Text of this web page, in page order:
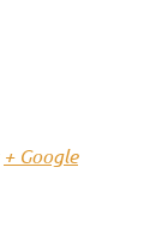
+ Google